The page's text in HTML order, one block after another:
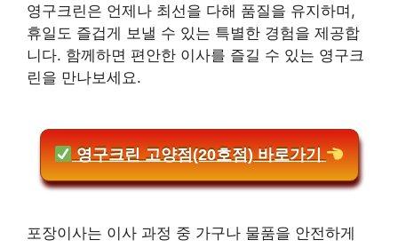
영구크린은 언제나 최선을 다해 품질을 유지하며,
휴일도 즐겁게 보낼 수 있는 특별한 경험을 제공합
니다. 함께하면 편안한 이사를 즐길 수 있는 영구크
린을 만나보세요.
영구크린 고양점(20호점) 바로가기
포장이사는 이사 과정 중 가구나 물품을 안전하게